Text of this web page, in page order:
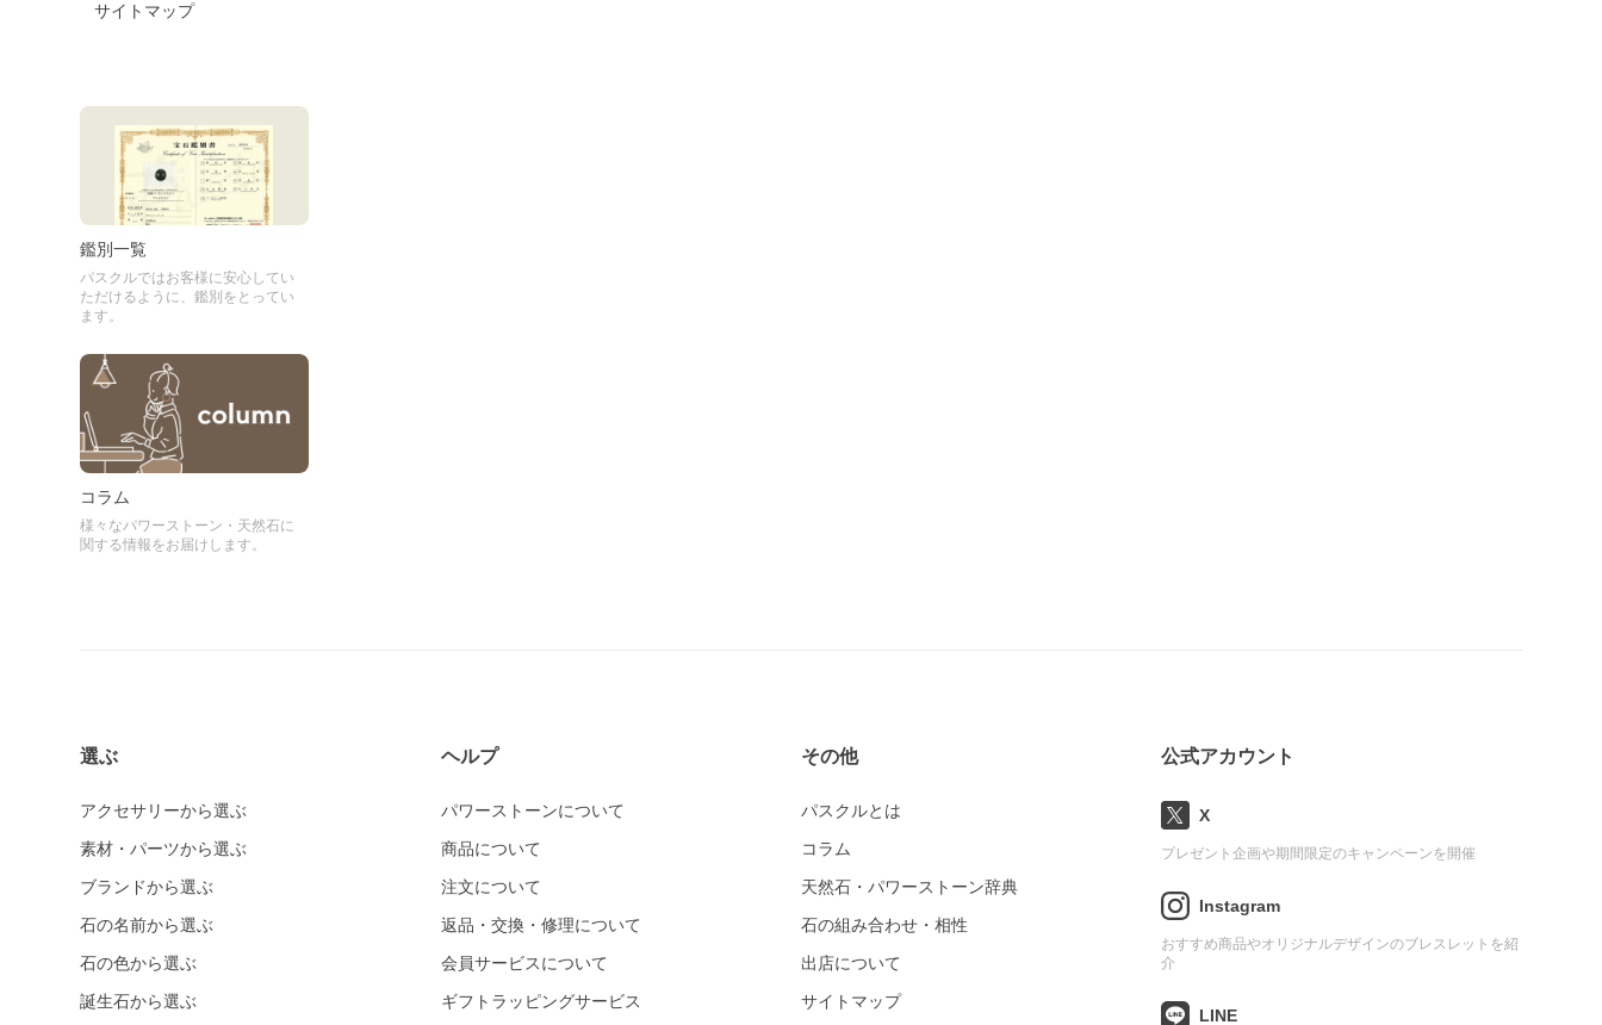
サイトマップ
鑑別一覧
パスクルではお客様に安心してい
ただけるように、鑑別をとってい
ます。
コラム
様々なパワーストーン・天然石に
関する情報をお届けします。
選ぶ
アクセサリーから選ぶ
素材・パーツから選ぶ
ブランドから選ぶ
石の名前から選ぶ
石の色から選ぶ
誕生石から選ぶ
ヘルプ
パワーストーンについて
商品について
注文について
返品・交換・修理について
会員サービスについて
ギフトラッピングサービス
その他
パスクルとは
コラム
天然石・パワーストーン辞典
石の組み合わせ・相性
出店について
サイトマップ
公式アカウント
X
プレゼント企画や期間限定のキャンペーンを開催
Instagram
おすすめ商品やオリジナルデザインのブレスレットを紹
介
LINE